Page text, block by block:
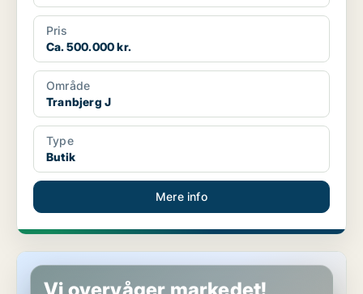
Pris
Ca. 500.000 kr.
Område
Tranbjerg J
Type
Butik
Mere info
Restaurant i Vejle